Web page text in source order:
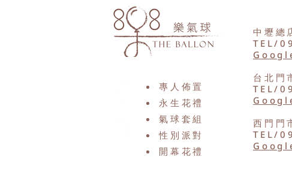
專人佈置
永生花禮
氣球套組
性別派對​
​開幕花禮
中壢總
TEL/
台北門
TEL/
西門門
TEL/